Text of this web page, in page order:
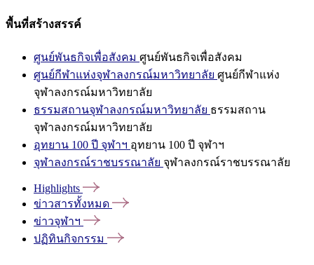
พื้นที่สร้างสรรค์
ศูนย์พันธกิจเพื่อสังคม ศูนย์พันธกิจเพื่อสังคม
ศูนย์กีฬาแห่งจุฬาลงกรณ์มหาวิทยาลัย ศูนย์กีฬาแห่ง
จุฬาลงกรณ์มหาวิทยาลัย
ธรรมสถานจุฬาลงกรณ์มหาวิทยาลัย ธรรมสถาน
จุฬาลงกรณ์มหาวิทยาลัย
อุทยาน 100 ปี จุฬาฯ อุทยาน 100 ปี จุฬาฯ
จุฬาลงกรณ์ราชบรรณาลัย จุฬาลงกรณ์ราชบรรณาลัย
Highlights
ข่าวสารทั้งหมด
ข่าวจุฬาฯ
ปฏิทินกิจกรรม